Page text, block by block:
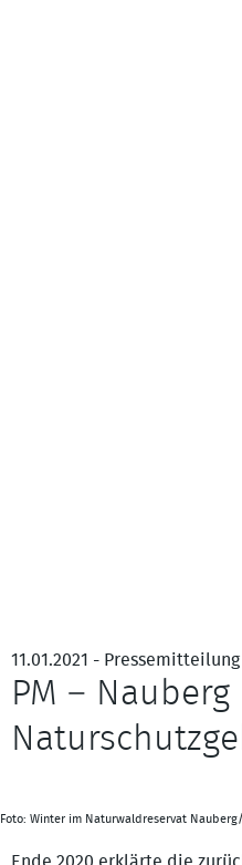
11.01.2021 - Pressemitteilung
PM – Nauberg
Foto: Winter im Naturwaldreservat